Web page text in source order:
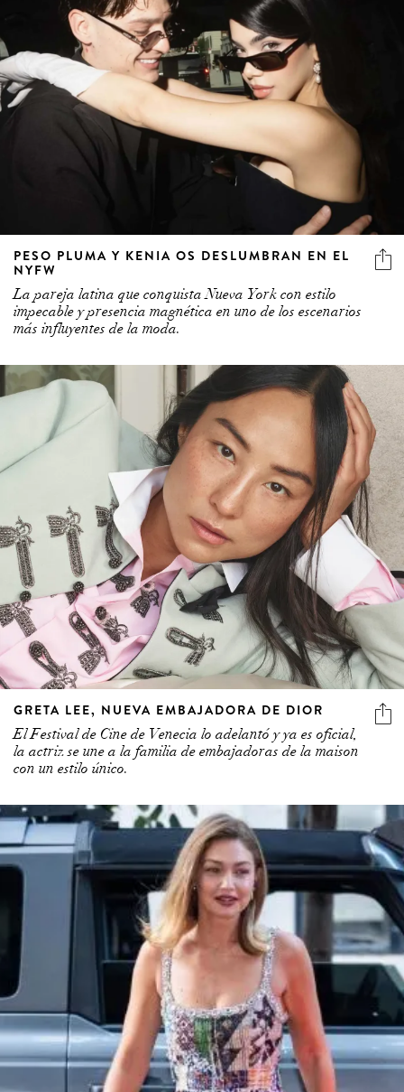
PESO PLUMA Y KENIA OS DESLUMBRAN EN EL
NYFW
La pareja latina que conquista Nueva York con estilo
impecable y presencia magnética en uno de los escenarios
más influyentes de la moda.
GRETA LEE, NUEVA EMBAJADORA DE DIOR
El Festival de Cine de Venecia lo adelantó y ya es oficial,
la actriz se une a la familia de embajadoras de la maison
con un estilo único.